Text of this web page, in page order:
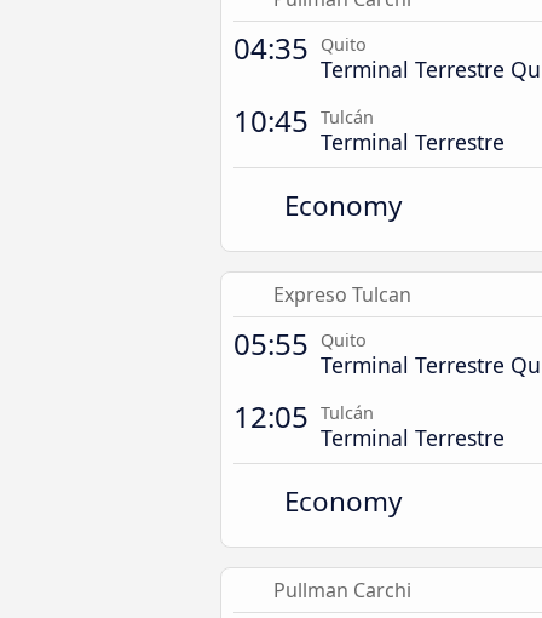
04:35 Quito
Terminal Terrestre
10:45 Tulcán
Terminal Terrestre
Economy
Expreso Tulcan
05:55 Quito
Terminal Terrestre
12:05 Tulcán
Terminal Terrestre
Economy
Pullman Carchi